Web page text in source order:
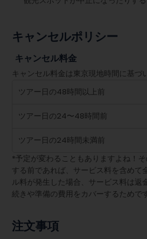
キャンセルポリシー
キャンセル料金
キャンセル料金は東京現地時間に基づ
ツアー日の48時間以上前
ツアー日の24〜48時間前
ツアー日の24時間未満前
*予定が変わることもありますよね！
する前であれば、サービス料を含めて
ル料が発生した場合、サービス料は返
続きや準備の費用をカバーするためです
注文事項